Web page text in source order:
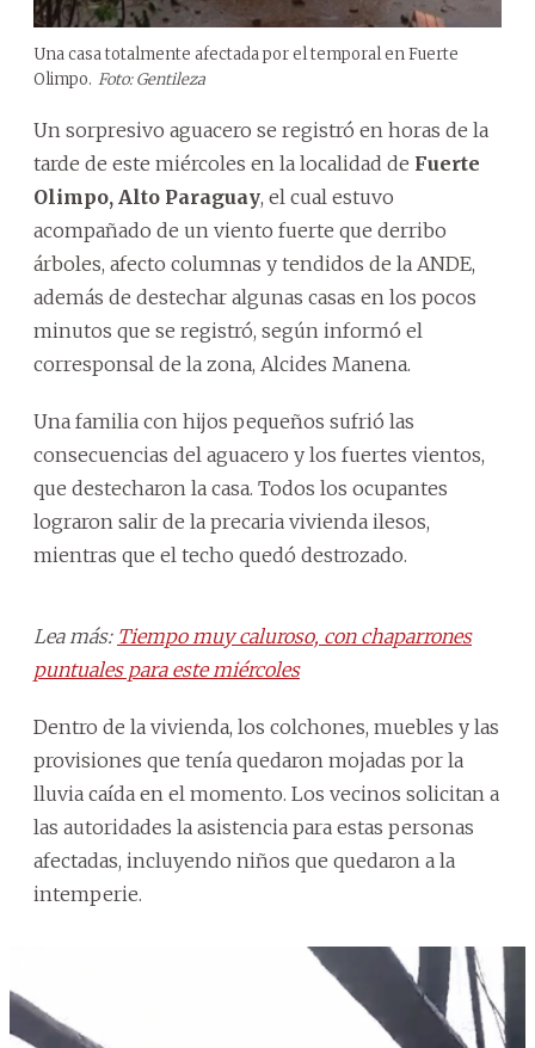
Una casa totalmente afectada por el temporal en Fuerte
Olimpo. Foto: Gentileza
Un sorpresivo aguacero se registró en horas de la
tarde de este miércoles en la localidad de Fuerte
Olimpo, Alto Paraguay, el cual estuvo
acompañado de un viento fuerte que derribo
árboles, afecto columnas y tendidos de la ANDE,
además de destechar algunas casas en los pocos
minutos que se registró, según informó el
corresponsal de la zona, Alcides Manena.
Una familia con hijos pequeños sufrió las
consecuencias del aguacero y los fuertes vientos,
que destecharon la casa. Todos los ocupantes
lograron salir de la precaria vivienda ilesos,
mientras que el techo quedó destrozado.
Lea más: Tiempo muy caluroso, con chaparrones
puntuales para este miércoles
Dentro de la vivienda, los colchones, muebles y las
provisiones que tenía quedaron mojadas por la
lluvia caída en el momento. Los vecinos solicitan a
las autoridades la asistencia para estas personas
afectadas, incluyendo niños que quedaron a la
intemperie.